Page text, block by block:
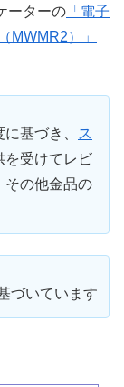
ーターの 「電子
MWMR2）」
基づき、
ス
を受けてレビ
その他金品の
づいています